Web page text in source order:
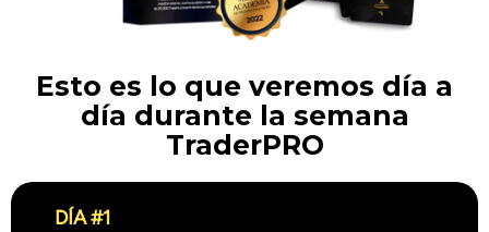
Esto es lo que veremos día a
día durante la semana
TraderPRO
DÍA #1